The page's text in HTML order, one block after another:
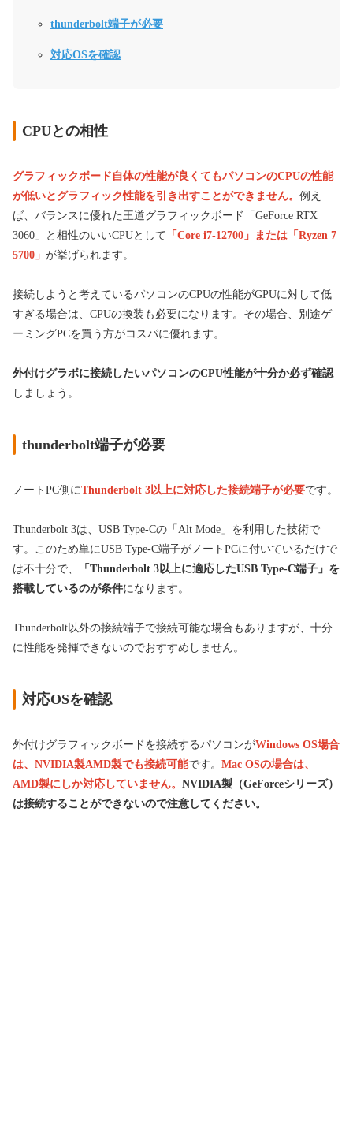
thunderbolt端子が必要
対応OSを確認
CPUとの相性
グラフィックボード自体の性能が良くてもパソコンのCPUの性能
が低いとグラフィック性能を引き出すことができません。 例え
ば、バランスに優れた王道グラフィックボード「GeForce RTX
3060」と相性のいいCPUとして 「Core i7-12700」または「Ryzen 7
5700」 が挙げられます。
接続しようと考えているパソコンのCPUの性能がGPUに対して低
すぎる場合は、CPUの換装も必要になります。その場合、別途ゲ
ーミングPCを買う方がコスパに優れます。
外付けグラボに接続したいパソコンのCPU性能が十分か必ず確認
しましょう。
thunderbolt端子が必要
ノートPC側にThunderbolt 3以上に対応した接続端子が必要です。
Thunderbolt 3は、USB Type-Cの「Alt Mode」を利用した技術で
す。このため単にUSB Type-C端子がノートPCに付いているだけで
は不十分で、
「Thunderbolt 3以上に適応したUSB Type-C端子」を
搭載しているのが条件になります。
Thunderbolt以外の接続端子で接続可能な場合もありますが、十分
に性能を発揮できないのでおすすめしません。
対応OSを確認
外付けグラフィックボードを接続するパソコンがWindows OS場合
は、NVIDIA製AMD製でも接続可能です。 Mac OSの場合は、
AMD製にしか対応していません。 NVIDIA製（GeForceシリーズ）
は接続することができないので注意してください。